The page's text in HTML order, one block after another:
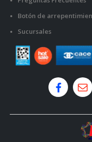
Botón de
Sucursales